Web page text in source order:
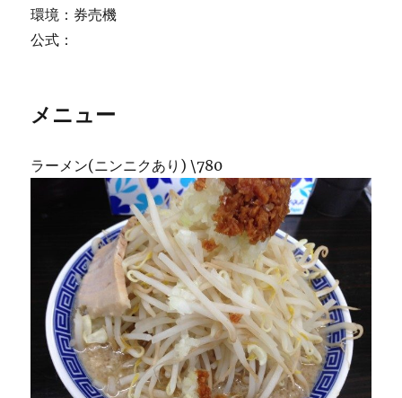
環境：券売機
公式：
メニュー
ラーメン(ニンニクあり) \780